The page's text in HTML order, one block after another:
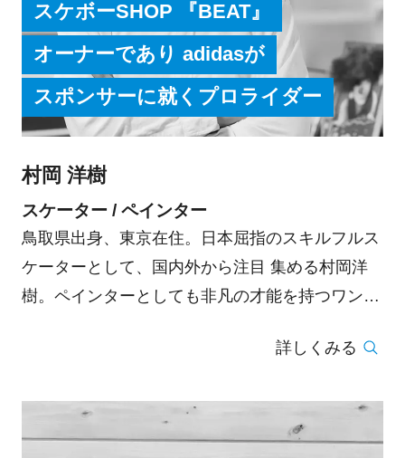
スケボーSHOP 『BEAT』
オーナーであり adidasが
スポンサーに就くプロライダー
村岡 洋樹
スケーター / ペインター
鳥取県出身、東京在住。日本屈指のスキルフルス
ケーターとして、国内外から注目 集める村岡洋
樹。ペインターとしても非凡の才能を持つワン&
詳しくみる